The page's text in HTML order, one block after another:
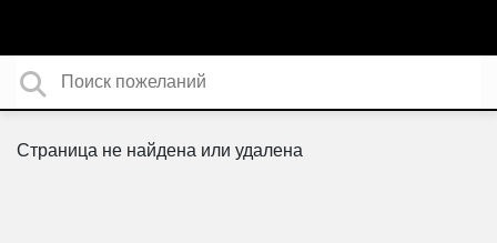
Страница не найдена или удалена